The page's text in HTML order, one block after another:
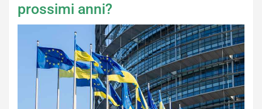
prossimi anni?